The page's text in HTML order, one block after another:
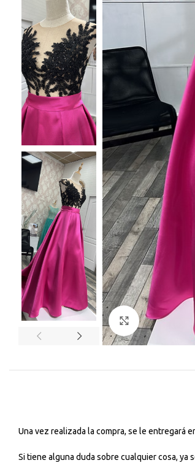
Haga Click
Una vez realizada la compra, se le entregará
Si tiene alguna duda sobre cualquier cosa,